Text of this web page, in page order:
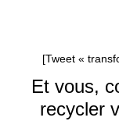
[Tweet «
Et vous,
recycler